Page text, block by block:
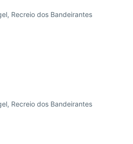
Recreio dos Bandeirantes
Recreio dos Bandeirantes